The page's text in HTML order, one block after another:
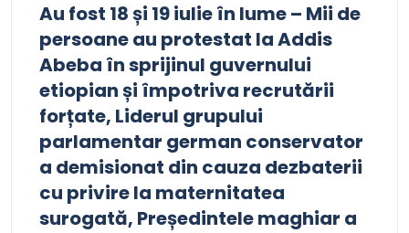
Au fost 18 și 19 iulie în lume – Mii de
persoane au protestat la Addis
Abeba în sprijinul guvernului
etiopian și împotriva recrutării
forțate, Liderul grupului
parlamentar german conservator
a demisionat din cauza dezbaterii
cu privire la maternitatea
surogată, Președintele maghiar a